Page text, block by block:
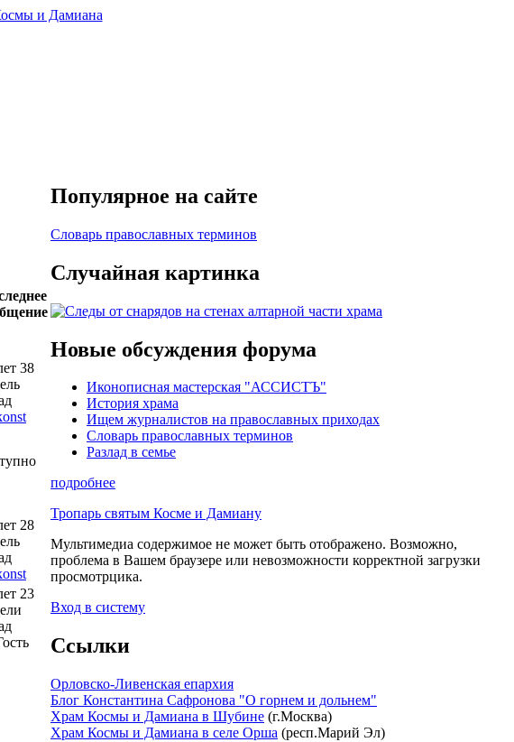
и Дамиана
38
28
23
Популярное на сайте
Словарь православных терминов
Случайная картинка
Новые обсуждения форума
Иконописная мастерская "АССИСТЪ"
История храма
Ищем журналистов на православных приходах
Словарь православных терминов
Разлад в семье
подробнее
Тропарь святым Косме и Дамиану
Мультимедиа содержимое не может быть отображено. Возможно,
проблема в Вашем браузере или невозможности корректной загрузки
просмотрцика.
Вход в систему
Ссылки
Орловско-Ливенская епархия
Блог Константина Сафронова "О горнем и дольнем"
Храм Космы и Дамиана в Шубине (г.Москва)
Храм Космы и Дамиана в селе Орша (респ.Марий Эл)